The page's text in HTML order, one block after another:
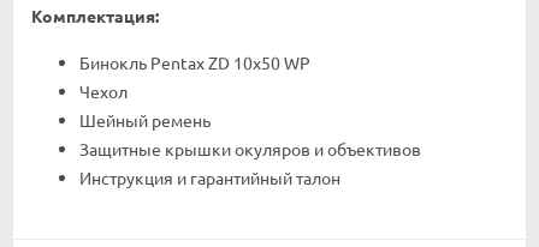
Комплектация:
Бинокль Pentax ZD 10x50 WP
Чехол
Шейный ремень
Защитные крышки окуляров и объективов
Инструкция и гарантийный талон